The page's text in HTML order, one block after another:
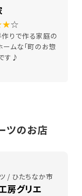
☆
りで作る家庭の
ームな「町のお惣
す♪
ツのお店
/ ひたちなか市
房グリエ